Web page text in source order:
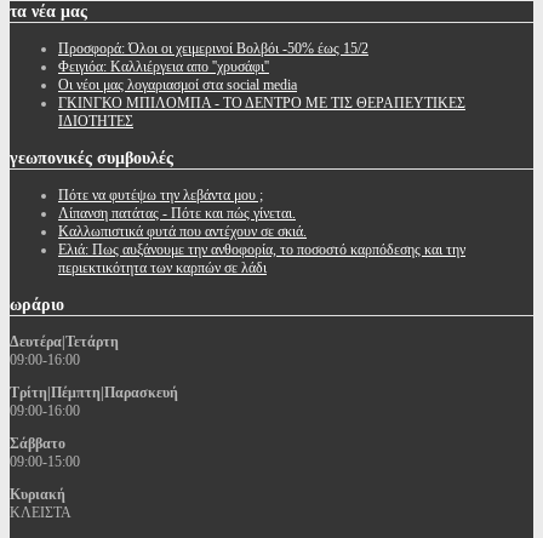
τα νέα μας
Προσφορά: Όλοι οι χειμερινοί Βολβόι -50% έως 15/2
Φειγιόα: Καλλιέργεια απο ''χρυσάφι''
Oι νέοι μας λογαριασμοί στα social media
ΓΚΙΝΓΚΟ ΜΠΙΛΟΜΠΑ - ΤΟ ΔΕΝΤΡΟ ΜΕ ΤΙΣ ΘΕΡΑΠΕΥΤΙΚΕΣ
ΙΔΙΟΤΗΤΕΣ
γεωπονικές συμβουλές
Πότε να φυτέψω την λεβάντα μου ;
Λίπανση πατάτας - Πότε και πώς γίνεται.
Καλλωπιστικά φυτά που αντέχουν σε σκιά.
Ελιά: Πως αυξάνουμε την ανθοφορία, το ποσοστό καρπόδεσης και την
περιεκτικότητα των καρπών σε λάδι
ωράριο
Δευτέρα|Τετάρτη
09:00-16:00
Τρίτη|Πέμπτη|Παρασκευή
09:00-16:00
Σάββατο
09:00-15:00
Κυριακή
ΚΛΕΙΣΤΑ